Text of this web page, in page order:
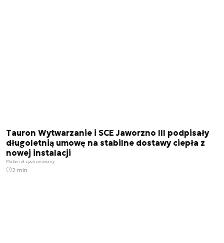
Tauron Wytwarzanie i SCE Jaworzno III podpisały
długoletnią umowę na stabilne dostawy ciepła z
nowej instalacji
Materiał sponsorowany
2 min.